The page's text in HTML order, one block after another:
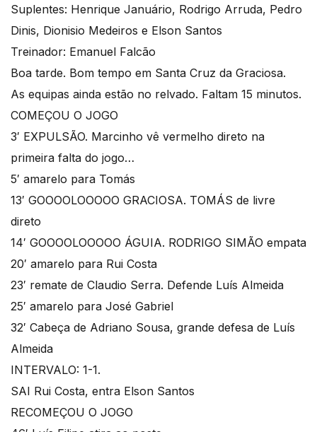
Suplentes: Henrique Januário, Rodrigo Arruda, Pedro
Dinis, Dionisio Medeiros e Elson Santos
Treinador: Emanuel Falcão
Boa tarde. Bom tempo em Santa Cruz da Graciosa.
As equipas ainda estão no relvado. Faltam 15 minutos.
COMEÇOU O JOGO
3′ EXPULSÃO. Marcinho vê vermelho direto na
primeira falta do jogo…
5′ amarelo para Tomás
13′ GOOOOLOOOOO GRACIOSA. TOMÁS de livre
direto
14′ GOOOOLOOOOO ÁGUIA. RODRIGO SIMÃO empata
20′ amarelo para Rui Costa
23′ remate de Claudio Serra. Defende Luís Almeida
25′ amarelo para José Gabriel
32′ Cabeça de Adriano Sousa, grande defesa de Luís
Almeida
INTERVALO: 1-1.
SAI Rui Costa, entra Elson Santos
RECOMEÇOU O JOGO